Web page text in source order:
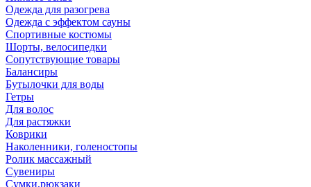
Одежда для разогрева
Одежда с эффектом сауны
Спортивные костюмы
Шорты, велосипедки
Сопутствующие товары
Балансиры
Бутылочки для воды
Гетры
Для волос
Для растяжки
Коврики
Наколенники, голеностопы
Ролик массажный
Сувениры
Сумки,рюкзаки